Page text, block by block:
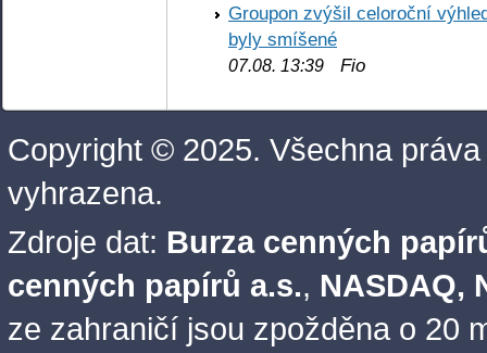
Groupon zvýšil celoroční
byly smíšené
07.08. 13:39 Fio
Copyright © 2025. Všechna práva
vyhrazena.
Zdroje dat: Burza cenných
cenných papírů a.s., NASDAQ,
ze zahraničí jsou zpožděna o 20